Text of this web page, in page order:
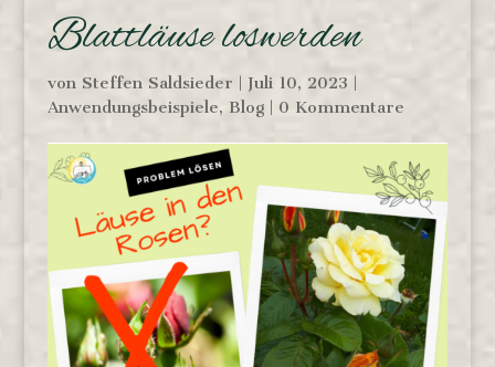
Blattläuse loswerden
von Steffen Saldsieder | Juli 10, 2023 |
Anwendungsbeispiele, Blog| 0 Kommentare